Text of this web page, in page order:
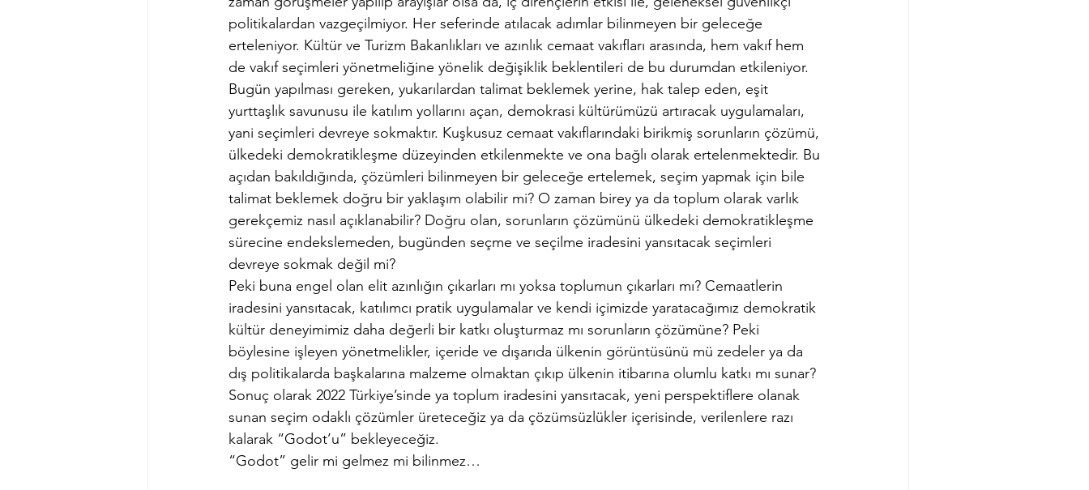
politikalardan vazgeçilmiyor. Her seferinde atılacak adımlar bilinmeyen bir geleceğe
erteleniyor. Kültür ve Turizm Bakanlıkları ve azınlık cemaat vakıfları arasında, hem vakıf hem
de vakıf seçimleri yönetmeliğine yönelik değişiklik beklentileri de bu durumdan etkileniyor.
Bugün yapılması gereken, yukarılardan talimat beklemek yerine, hak talep eden, eşit
yurttaşlık savunusu ile katılım yollarını açan, demokrasi kültürümüzü artıracak uygulamaları,
yani seçimleri devreye sokmaktır. Kuşkusuz cemaat vakıflarındaki birikmiş sorunların çözümü,
ülkedeki demokratikleşme düzeyinden etkilenmekte ve ona bağlı olarak ertelenmektedir. Bu
açıdan bakıldığında, çözümleri bilinmeyen bir geleceğe ertelemek, seçim yapmak için bile
talimat beklemek doğru bir yaklaşım olabilir mi? O zaman birey ya da toplum olarak varlık
gerekçemiz nasıl açıklanabilir? Doğru olan, sorunların çözümünü ülkedeki demokratikleşme
sürecine endekslemeden, bugünden seçme ve seçilme iradesini yansıtacak seçimleri
devreye sokmak değil mi?
Peki buna engel olan elit azınlığın çıkarları mı yoksa toplumun çıkarları mı? Cemaatlerin
iradesini yansıtacak, katılımcı pratik uygulamalar ve kendi içimizde yaratacağımız demokratik
kültür deneyimimiz daha değerli bir katkı oluşturmaz mı sorunların çözümüne? Peki
böylesine işleyen yönetmelikler, içeride ve dışarıda ülkenin görüntüsünü mü zedeler ya da
dış politikalarda başkalarına malzeme olmaktan çıkıp ülkenin itibarına olumlu katkı mı sunar?
Sonuç olarak 2022 Türkiye’sinde ya toplum iradesini yansıtacak, yeni perspektiflere olanak
sunan seçim odaklı çözümler üreteceğiz ya da çözümsüzlükler içerisinde, verilenlere razı
kalarak “Godot’u” bekleyeceğiz.
“Godot” gelir mi gelmez mi bilinmez…